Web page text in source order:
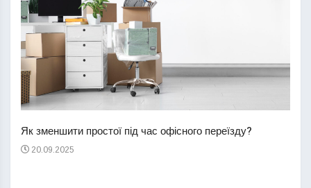
Як зменшити простої під час офісного переїзду?
20.09.2025